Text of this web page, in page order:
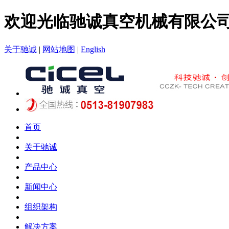
欢迎光临驰诚真空机械有限公
关于驰诚 | 网站地图 | English
首页
关于驰诚
产品中心
新闻中心
组织架构
解决方案